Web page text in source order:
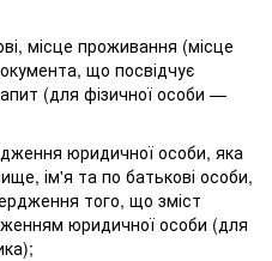
місце проживання (місце
що посвідчує
(для фізичної особи —
юридичної особи, яка
ім'я та по батькові особи,
того, що зміст
юридичної особи (для